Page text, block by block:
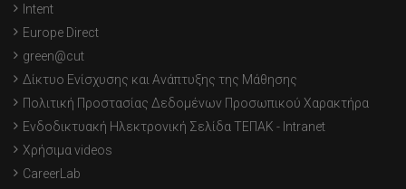
Intent
Europe Direct
green@cut
Δίκτυο Ενίσχυσης και Ανάπτυξης της Μάθησης
Πολιτική Προστασίας Δεδομένων Προσωπικού Χαρακτήρα
Ενδοδικτυακή Ηλεκτρονική Σελίδα ΤΕΠΑΚ - Intranet
Χρήσιμα videos
CareerLab